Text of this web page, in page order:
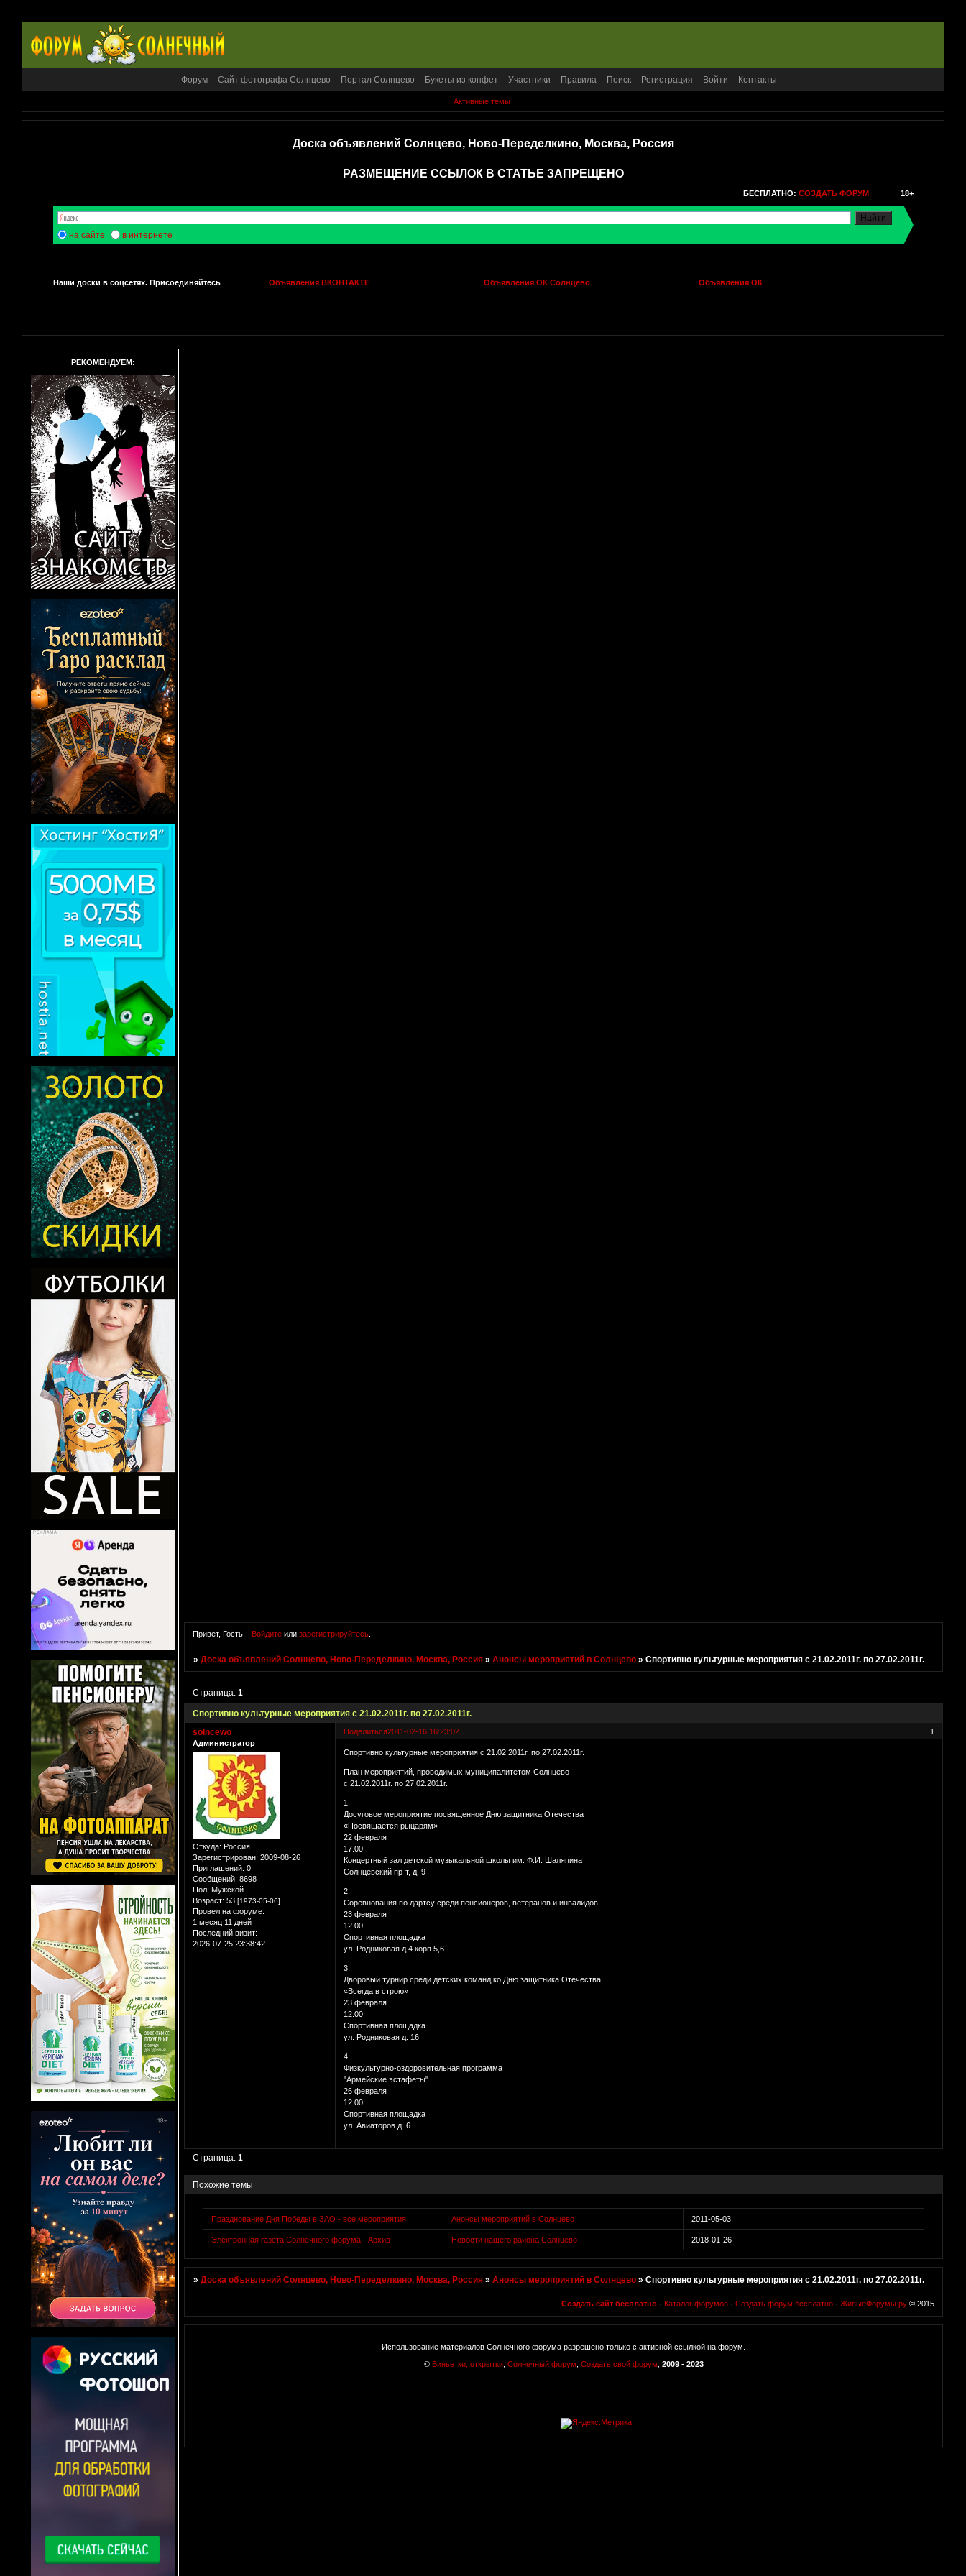
Форум Сайт фотографа Солнцево Портал Солнцево Букеты из конфет Участники Правила Поиск Регистрация Войти Контакты
Активные темы
Доска объявлений Солнцево, Ново-Переделкино, Москва, Россия
РАЗМЕЩЕНИЕ ССЫЛОК В СТАТЬЕ ЗАПРЕЩЕНО
БЕСПЛАТНО: СОЗДАТЬ ФОРУМ 18+
на сайте в интернете
Наши доски в соцсетях. Присоединяйтесь Объявления ВКОНТАКТЕ Объявления ОК Солнцево Объявления ОК
РЕКОМЕНДУЕМ:
Привет, Гость! Войдитеили зарегистрируйтесь.
»Доска объявлений Солнцево, Ново-Переделкино, Москва, Россия »Анонсы мероприятий в Солнцево »Спортивно культурные мероприятия с 21.02.2011г. по 27.02.2011г.
Спортивно культурные мероприятия с 21.02.2011г. по 27.02.2011г.
Страница:1
Поделиться 1
2011-02-16 16:23:02
solncewo
Администратор
Откуда: Россия
Зарегистрирован: 2009-08-26
Приглашений: 0
Сообщений: 8698
Пол: Мужской
Возраст: 53 [1973-05-06]
Провел на форуме:
1 месяц 11 дней
Последний визит:
2026-07-25 23:38:42
Спортивно культурные мероприятия с 21.02.2011г. по 27.02.2011г.
План мероприятий, проводимых муниципалитетом Солнцево
с 21.02.2011г. по 27.02.2011г.
1.
Досуговое мероприятие посвященное Дню защитника Отечества
«Посвящается рыцарям»
22 февраля
17.00
Концертный зал детской музыкальной школы им. Ф.И. Шаляпина
Солнцевский пр-т, д. 9
2.
Соревнования по дартсу среди пенсионеров, ветеранов и инвалидов
23 февраля
12.00
Спортивная площадка
ул. Родниковая д.4 корп.5,6
3.
Дворовый турнир среди детских команд ко Дню защитника Отечества
«Всегда в строю»
23 февраля
12.00
Спортивная площадка
ул. Родниковая д. 16
4.
Физкультурно-оздоровительная программа
"Армейские эстафеты"
26 февраля
12.00
Спортивная площадка
ул. Авиаторов д. 6
Страница:1
Похожие темы
Празднование Дня Победы в ЗАО - все мероприятия Анонсы мероприятий в Солнцево 2011-05-03
Электронная газета Солнечного форума - Архив Новости нашего района Солнцево 2018-01-26
»Доска объявлений Солнцево, Ново-Переделкино, Москва, Россия »Анонсы мероприятий в Солнцево »Спортивно культурные мероприятия с 21.02.2011г. по 27.02.2011г.
Создать сайт бесплатно · Каталог форумов · Создать форум бесплатно · ЖивыеФорумы.ру © 2015
Использование материалов Солнечного форума разрешено только с активной ссылкой на форум.
© Виньетки, открытки, Солнечный форум Создать свой форум 2009 - 2023